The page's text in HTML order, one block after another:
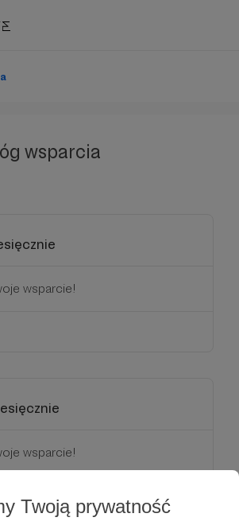
Twoją prywatność
wsparcia
wsparcie!
wsparcie!